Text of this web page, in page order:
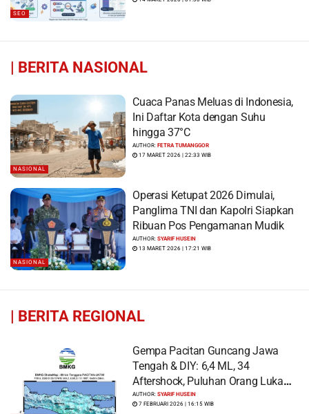
SEO
| BERITA NASIONAL
NASIONAL
Cuaca Panas Meluas di Indonesia,
Ini Daftar Kota dengan Suhu
hingga 37°C
AUTHOR:FETRA TUMANGGOR
17 MARET 2026 | 22:33 WIB
NASIONAL
Operasi Ketupat 2026 Dimulai,
Panglima TNI dan Kapolri Siapkan
Ribuan Pos Pengamanan Mudik
AUTHOR:SYARIF HUSEIN
13 MARET 2026 | 17:21 WIB
| BERITA REGIONAL
Gempa Pacitan Guncang Jawa
Tengah & DIY: 6,4 ML, 34
Aftershock, Puluhan Orang Luka
dan Ratusan Bangunan Rusak
AUTHOR:SYARIF HUSEIN
7 FEBRUARI 2026 | 16:15 WIB